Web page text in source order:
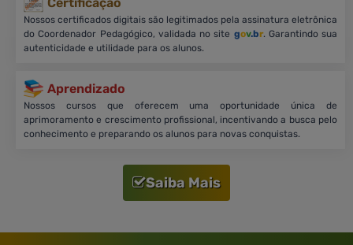
Nossos certificados digitais são legitimados pela assinatura eletrônica
do Coordenador Pedagógico, validada no site gov.br. Garantindo sua
autenticidade e utilidade para os alunos.
Aprendizado
Nossos cursos que oferecem uma oportunidade única de
aprimoramento e crescimento profissional, incentivando a busca pelo
conhecimento e preparando os alunos para novas conquistas.
Saiba Mais